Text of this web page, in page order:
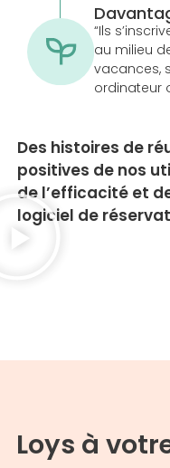
“Ils
au milieu
vacances,
ordinateur
Des histoires de
positives de nos
de l’efficacité et
logiciel de
Loys à